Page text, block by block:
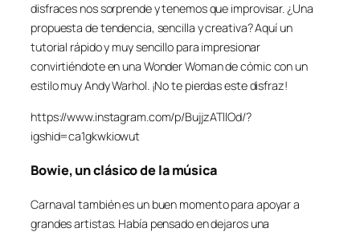
disfraces nos sorprende y tenemos que improvisar. ¿Una
propuesta de tendencia, sencilla y creativa? Aquí un
tutorial rápido y muy sencillo para impresionar
convirtiéndote en una Wonder Woman de cómic con un
estilo muy Andy Warhol. ¡No te pierdas este disfraz!
https://www.instagram.com/p/BujjzATllOd/?
igshid=ca1gkwkiowut
Bowie, un clásico de la música
Carnaval también es un buen momento para apoyar a
grandes artistas. Había pensado en dejaros una